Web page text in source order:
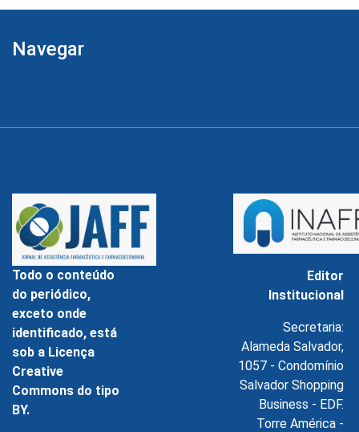
Navegar
Todo o conteúdo
do periódico,
exceto onde
identificado, está
sob a Licença
Creative
Commons do tipo
BY.
Editor
Institucional
Secretaria:
Alameda Salvador,
1057 - Condomínio
Salvador Shopping
Business - EDF.
Torre América -